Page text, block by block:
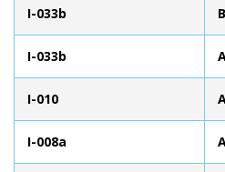
I-033b
I-033b
I-010
I-008a